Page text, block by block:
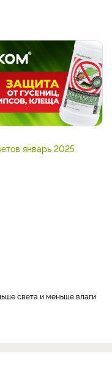
света и меньше влаги